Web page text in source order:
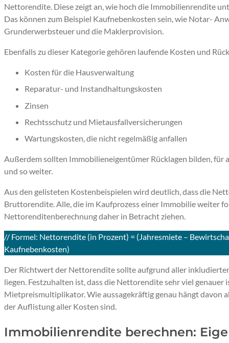
Nettorendite. Diese zeigt an, wie hoch die Immobilienrendite
Das können zum Beispiel Kaufnebenkosten sein, wie Notar-
Grunderwerbsteuer und die Maklerprovision.
Ebenfalls zu dieser Kategorie gehören laufende Kosten und
Kosten für die Hausverwaltung
Reparatur- und Instandhaltungskosten
Zinsen
Rechtsschutz und Mietausfallversicherungen
Wartungskosten, die nicht regelmäßig anfallen
Außerdem sollten Immobilieneigentümer Rücklagen bilden, für
und so weiter.
Aus den gelisteten Kostenbeispielen wird deutlich, dass die
Bruttorendite. Alle, die im Kaufprozess einer Immobilie weiter
Nettorenditenberechnung daher in Betracht ziehen.
// Formel: Nettorendite (in Prozent) = (Jahresmiete –
Kaufnebenkosten)
Der Richtwert der Nettorendite sollte aufgrund aller
liegen. Festzuhalten ist, dass die Nettorendite sehr viel
Mietpreismultiplikator. Wie aussagekräftig genau hängt davon
der Auflistung aller Kosten sind.
Immobilienrendite berechnen: